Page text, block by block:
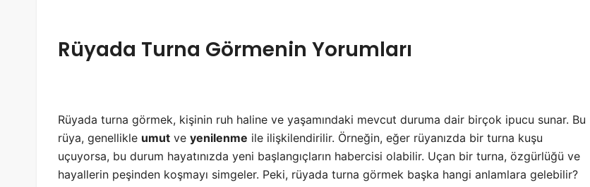
Rüyada Turna Görmenin Yorumları
Rüyada turna görmek, kişinin ruh haline ve yaşamındaki mevcut duruma dair birçok ipucu sunar. Bu
rüya, genellikle umut ve yenilenme ile ilişkilendirilir. Örneğin, eğer rüyanızda bir turna kuşu
uçuyorsa, bu durum hayatınızda yeni başlangıçların habercisi olabilir. Uçan bir turna, özgürlüğü ve
hayallerin peşinden koşmayı simgeler. Peki, rüyada turna görmek başka hangi anlamlara gelebilir?